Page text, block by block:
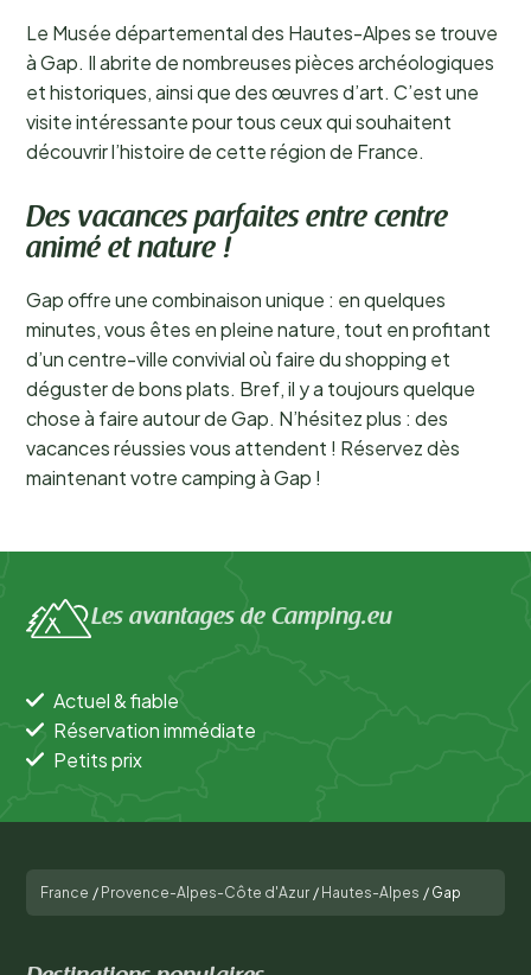
Le Musée départemental des Hautes-Alpes se trouve
à Gap. Il abrite de nombreuses pièces archéologiques
et historiques, ainsi que des œuvres d’art. C’est une
visite intéressante pour tous ceux qui souhaitent
découvrir l’histoire de cette région de France.
Des vacances parfaites entre centre
animé et nature !
Gap offre une combinaison unique : en quelques
minutes, vous êtes en pleine nature, tout en profitant
d’un centre-ville convivial où faire du shopping et
déguster de bons plats. Bref, il y a toujours quelque
chose à faire autour de Gap. N’hésitez plus : des
vacances réussies vous attendent ! Réservez dès
maintenant votre camping à Gap !
Les avantages de Camping.eu
Actuel & fiable
Réservation immédiate
Petits prix
France / Provence-Alpes-Côte d'Azur / Hautes-Alpes / Gap